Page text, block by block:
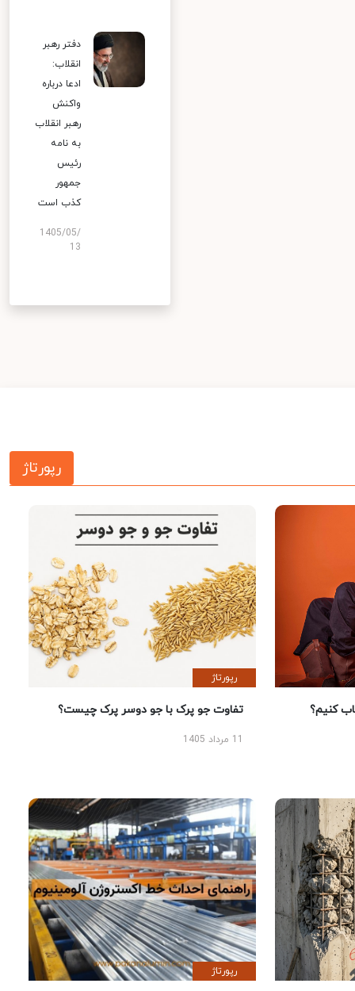
دفتر رهبر
انقلاب:
ادعا درباره
واکنش
رهبر انقلاب
به نامه
رئیس
جمهور
کذب است
1405/05/
13
رپورتاژ
کنیم؟
رپورتاژ
تفاوت جو پرک با جو دوسر پرک چیست؟
رپورتاژ